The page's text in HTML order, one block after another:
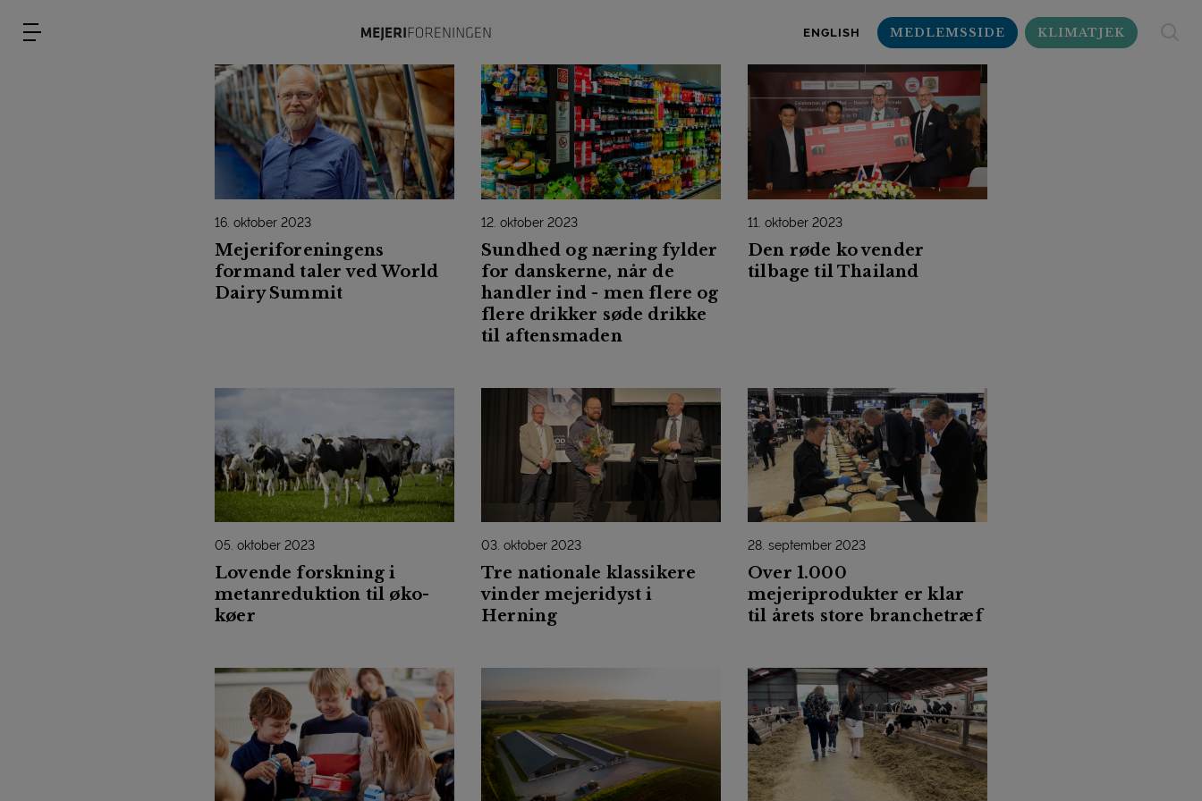
ENGLISH MEDLEMSSIDE KLIMATJEK
16. oktober 2023
Mejeriforeningens
formand taler ved World
Dairy Summit
12. oktober 2023
Sundhed og næring fylder
for danskerne, når de
handler ind - men flere og
flere drikker søde drikke
til aftensmaden
11. oktober 2023
Den røde ko vender
tilbage til Thailand
05. oktober 2023
Lovende forskning i
metanreduktion til øko-
køer
03. oktober 2023
Tre nationale klassikere
vinder mejeridyst i
Herning
28. september 2023
Over 1.000
mejeriprodukter er klar
til årets store branchetræf